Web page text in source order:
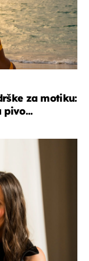
za motiku:
pivo...